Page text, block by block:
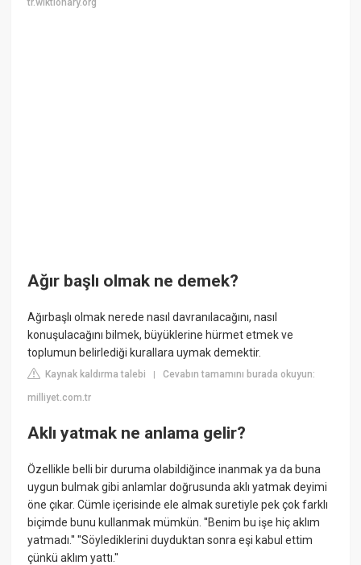
Ağır başlı olmak ne demek?
Ağırbaşlı olmak nerede nasıl davranılacağını, nasıl
konuşulacağını bilmek, büyüklerine hürmet etmek ve
toplumun belirlediği kurallara uymak demektir.
Kaynak kaldırma talebi |Cevabın tamamını burada okuyun:
milliyet.com.tr
Aklı yatmak ne anlama gelir?
Özellikle belli bir duruma olabildiğince inanmak ya da buna
uygun bulmak gibi anlamlar doğrusunda aklı yatmak deyimi
öne çıkar. Cümle içerisinde ele almak suretiyle pek çok farklı
biçimde bunu kullanmak mümkün. ''Benim bu işe hiç aklım
yatmadı.'' ''Söylediklerini duyduktan sonra eşi kabul ettim
çünkü aklım yattı.''